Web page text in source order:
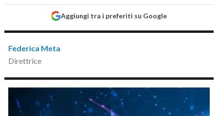
Aggiungi tra i preferiti su Google
Federica Meta
Direttrice